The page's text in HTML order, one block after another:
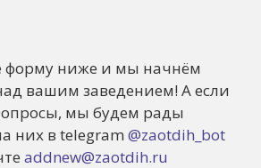
форму ниже и мы начнём
вашим заведением! А если
мы будем рады
них в telegram @zaotdih_bot
addnew@zaotdih.ru